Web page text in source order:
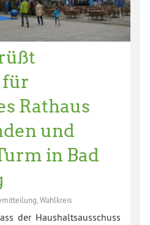
für
Rathaus
und
in Bad
Wahlkreis
der Haushaltsausschuss